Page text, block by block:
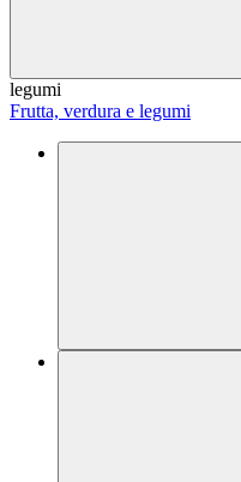
legumi
Frutta, verdura e legumi